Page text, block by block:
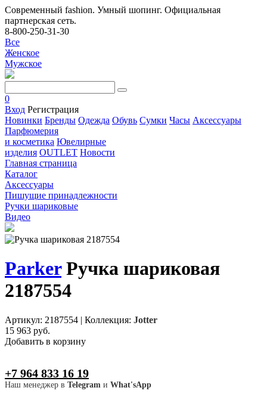
Современный fashion. Умный шопинг. Официальная
партнерская сеть.
8-800-250-31-30
Все
Женское
Мужское
0
Вход Регистрация
Новинки Бренды Одежда Обувь Сумки Часы Аксессуары
Парфюмерия
и косметика Ювелирные
изделия OUTLET Новости
Главная страница
Каталог
Аксессуары
Пишущие принадлежности
Ручки шариковые
Видео
ParkerРучка шариковая
2187554
Артикул: 2187554 | Коллекция: Jotter
15 963 руб.
Добавить в корзину
+7 964 833 16 19
Наш менеджер в Telegram и What'sApp